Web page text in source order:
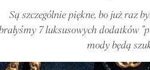
Są szczególnie piękne, bo już raz
7 luksusowych dodatków
mody będą